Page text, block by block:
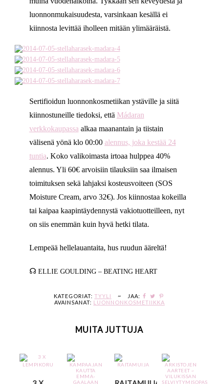
luonnonmukaisuudesta, varsinkaan kesällä ei
kiinnosta levittää iholleen mitään ylimääräistä.
Sertifioidun luonnonkosmetiikan ystäville ja siitä
kiinnostuneille tiedoksi, että Mádaran
verkkokaupassa alkaa maanantain ja tiistain
välisenä yönä klo 00:00 alennus, joka kestää 24
tuntia. Koko valikoimasta irtoaa hulppea 40%
alennus. Yli 60€ arvoisiin tilauksiin saa ilmaisen
toimituksen sekä lahjaksi kosteusvoiteen (SOS
Moisture Cream, arvo 32€). Jos kiinnostaa kokeilla
tai kaipaa kaapintäydennystä vakiotuotteilleen, nyt
on siis enemmän kuin hyvä hetki tilata.
Lempeää hellelauantaita, hus ruudun ääreltä!
☊ ELLIE GOULDING – BEATING HEART
KATEGORIAT: TYYLI ~
JAA:
AVAINSANAT: LUONNONKOSMETIIKKA
MUITA JUTTUJA